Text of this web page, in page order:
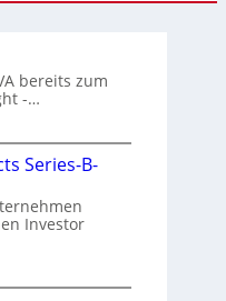
bereits zum
-…
Series-B-
Investor